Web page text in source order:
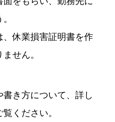
休業損害証明書を作
せん。
き方について、詳し
ください。